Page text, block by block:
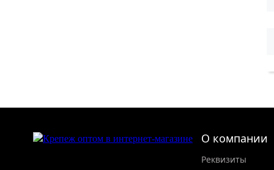
О компании
Реквизиты